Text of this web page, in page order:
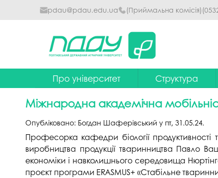
pdau@pdau.edu.ua (Приймальна комісія)
Про університет
Досягнення
Сталий розвиток
Політики університету
Структура
Наглядова рада
Вчена рада
Факультети та
Кафедри
Міжнародна академічна
Опубліковано: Богдан Шаферівський у пт, 31.05.24.
Професорка кафедри біології
виробництва продукції тваринництва Павло
економіки і навколишнього середовища
проєкт програми ERASMUS+ «Стабільне